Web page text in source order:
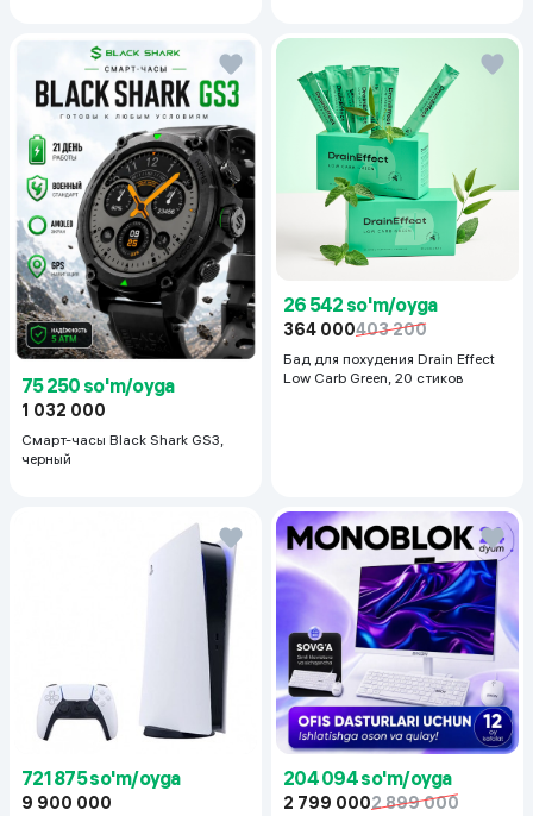
75 250 so'm/oyga
1 032 000
Смарт-часы Black Shark GS3,
черный
26 542 so'm/oyga
364 000403 200
Бад для похудения Drain Effect
Low Carb Green, 20 стиков
721 875 so'm/oyga
9 900 000
204 094 so'm/oyga
2 799 0002 899 000